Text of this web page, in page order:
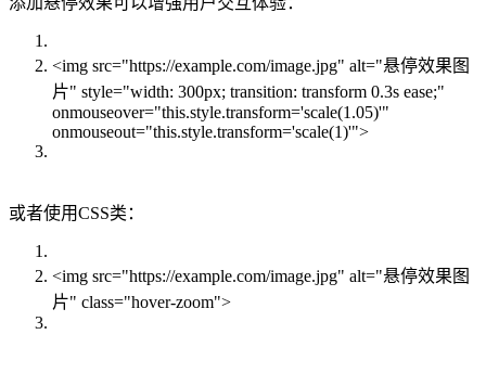
<img src="https://example.com/image.jpg" alt="悬停效果图
片" style="width: 300px; transition: transform 0.3s ease;"
onmouseover="this.style.transform='scale(1.05)'"
onmouseout="this.style.transform='scale(1)'">
或者使用CSS类：
<img src="https://example.com/image.jpg" alt="悬停效果图
片" class="hover-zoom">